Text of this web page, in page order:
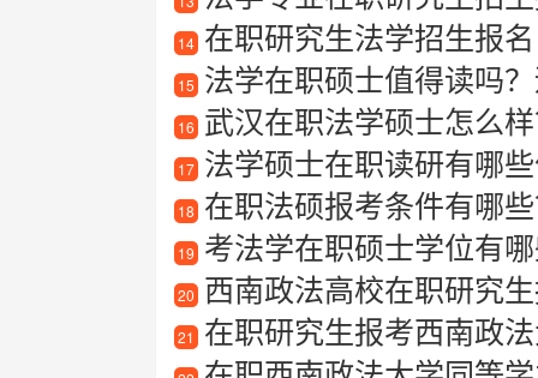
14 在职研究生法学招生报名
15 法学在职硕士值得读吗
16 武汉在职法学硕士怎么
17 法学硕士在职读研有哪
18 在职法硕报考条件有哪
19 考法学在职硕士学位有哪
20 西南政法高校在职研究
21 在职研究生报考西南政法大学